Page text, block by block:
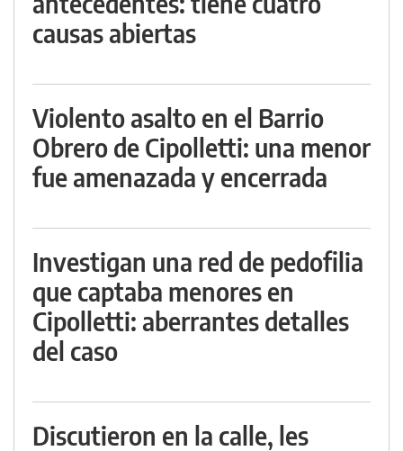
causas abiertas
Violento asalto en el Barrio
Obrero de Cipolletti: una menor
fue amenazada y encerrada
Investigan una red de pedofilia
que captaba menores en
Cipolletti: aberrantes detalles
del caso
Discutieron en la calle, les